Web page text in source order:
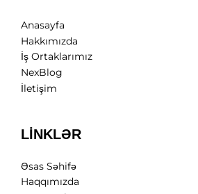
Anasayfa
Hakkımızda
İş Ortaklarımız
NexBlog
İletişim
LİNKLƏR
Əsas Səhifə
Haqqımızda